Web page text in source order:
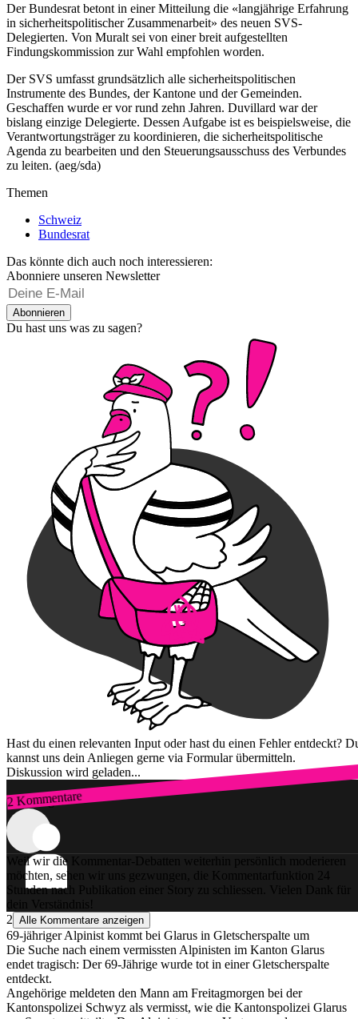
Der Bundesrat betont in einer Mitteilung die «langjährige Erfahrung
in sicherheitspolitischer Zusammenarbeit» des neuen SVS-
Delegierten. Von Muralt sei von einer breit aufgestellten
Findungskommission zur Wahl empfohlen worden.
Der SVS umfasst grundsätzlich alle sicherheitspolitischen
Instrumente des Bundes, der Kantone und der Gemeinden.
Geschaffen wurde er vor rund zehn Jahren. Duvillard war der
bislang einzige Delegierte. Dessen Aufgabe ist es beispielsweise, die
Verantwortungsträger zu koordinieren, die sicherheitspolitische
Agenda zu bearbeiten und den Steuerungsausschuss des Verbundes
zu leiten. (aeg/sda)
Themen
Schweiz
Bundesrat
Das könnte dich auch noch interessieren:
Abonniere unseren Newsletter
Abonnieren
Du hast uns was zu sagen?
Hast du einen relevanten Input oder hast du einen Fehler entdeckt?
kannst uns dein Anliegen gerne via Formular übermitteln.
Diskussion wird geladen...
2 Kommentare
Zum Login
Weil wir die Kommentar-Debatten weiterhin persönlich moderieren
möchten, sehen wir uns gezwungen, die Kommentarfunktion 24
Stunden nach Publikation einer Story zu schliessen. Vielen Dank für
dein Verständnis!
2 Alle Kommentare anzeigen
69-jähriger Alpinist kommt bei Glarus in Gletscherspalte um
Die Suche nach einem vermissten Alpinisten im Kanton Glarus
endet tragisch: Der 69-Jährige wurde tot in einer Gletscherspalte
entdeckt.
Angehörige meldeten den Mann am Freitagmorgen bei der
Kantonspolizei Schwyz als vermisst, wie die Kantonspolizei Glarus